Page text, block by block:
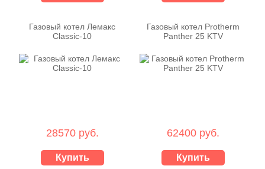
Газовый котел Лемакс
Classic-10
28570 руб.
Купить
Газовый котел Protherm
Panther 25 KTV
62400 руб.
Купить